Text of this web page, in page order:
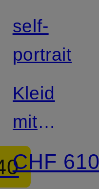
self-
portrait
Kleid
mit
und
CHF